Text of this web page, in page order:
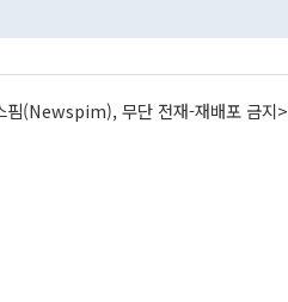
핌(Newspim), 무단 전재-재배포 금지>